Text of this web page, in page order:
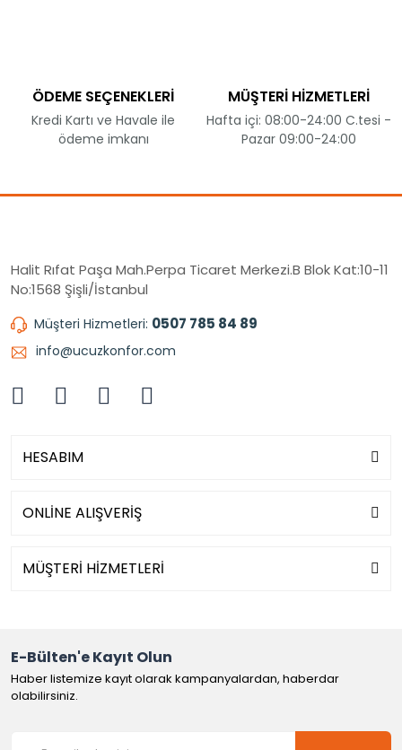
ÖDEME SEÇENEKLERİ
Kredi Kartı ve Havale ile
ödeme imkanı
MÜŞTERİ HİZMETLERİ
Hafta içi: 08:00-24:00 C.tesi -
Pazar 09:00-24:00
Halit Rıfat Paşa Mah.Perpa Ticaret Merkezi.B Blok Kat:10-11
No:1568 Şişli/İstanbul
Müşteri Hizmetleri: 0507 785 84 89
info@ucuzkonfor.com
HESABIM
ONLİNE ALIŞVERİŞ
MÜŞTERİ HİZMETLERİ
E-Bülten'e Kayıt Olun
Haber listemize kayıt olarak kampanyalardan, haberdar
olabilirsiniz.